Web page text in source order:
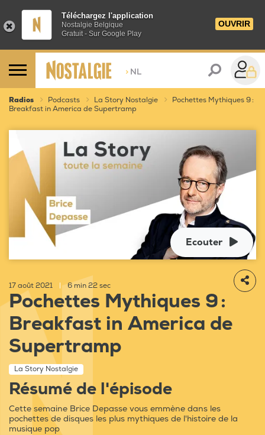
Téléchargez l'application
Nostalgie Belgique
Gratuit - Sur Google Play
OUVRIR
> NL
Radios Podcasts La Story Nostalgie
Pochettes Mythiques 9 :
Breakfast in America de Supertramp
Ecouter
17 août 2021 6 min 22 sec
Pochettes Mythiques 9 :
Breakfast in America de
Supertramp
La Story Nostalgie
Résumé de l'épisode
Cette semaine Brice Depasse vous emmène dans les
pochettes de disques les plus mythiques de l'histoire de la
musique pop